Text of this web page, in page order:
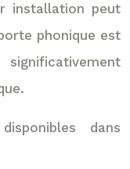
installation peut
phonique est
dans